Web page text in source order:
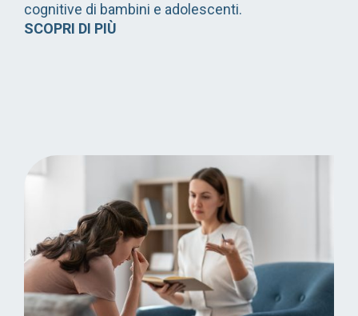
cognitive di bambini e adolescenti.
SCOPRI DI PIÙ